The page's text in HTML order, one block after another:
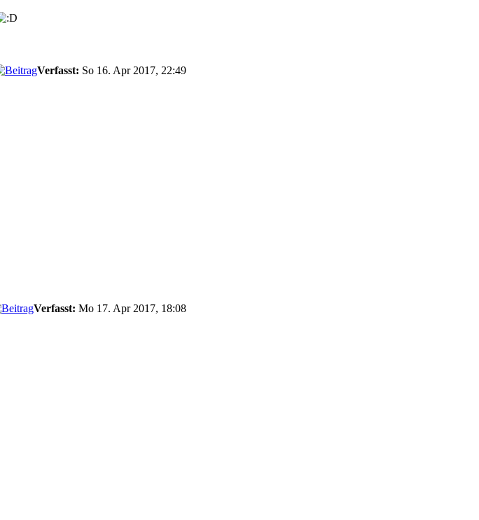
Verfasst: So 16. Apr 2017, 22:49
Verfasst: Mo 17. Apr 2017, 18:08